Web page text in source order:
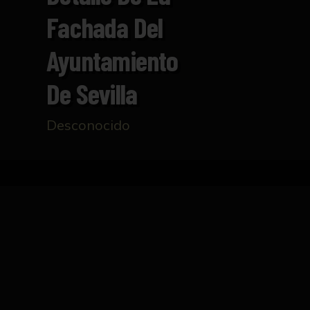
Fachada Del
Ayuntamiento
De Sevilla
Desconocido